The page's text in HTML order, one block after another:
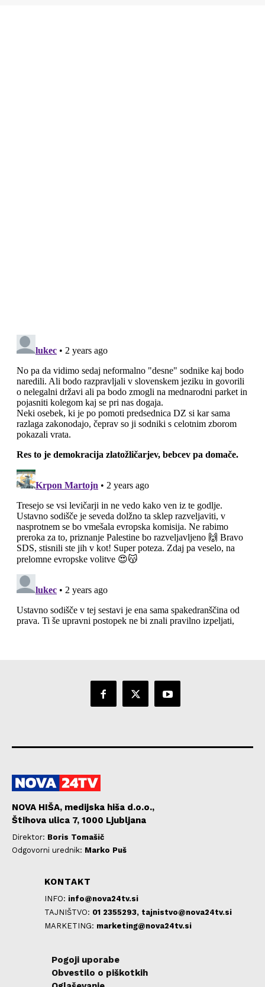
NOVA HIŠA, medijska hiša d.o.o.,
Štihova ulica 7, 1000 Ljubljana
Direktor: Boris Tomašič
Odgovorni urednik: Marko Puš
KONTAKT
INFO: info@nova24tv.si
TAJNIŠTVO: 01 2355293, tajnistvo@nova24tv.si
MARKETING: marketing@nova24tv.si
Pogoji uporabe
Obvestilo o piškotkih